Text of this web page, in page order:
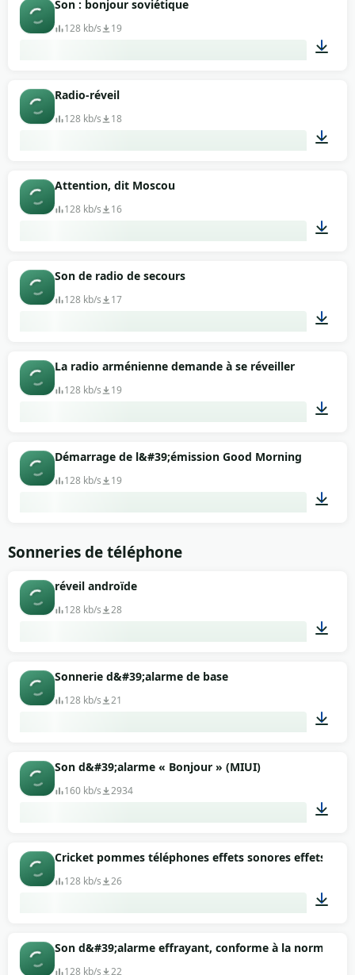
Son : bonjour soviétique
128 kb/s 19
Radio-réveil
128 kb/s 18
Attention, dit Moscou
128 kb/s 16
Son de radio de secours
128 kb/s 17
La radio arménienne demande à se réveiller
128 kb/s 19
Démarrage de l&#39;émission Good Morning
128 kb/s 19
Sonneries de téléphone
réveil androïde
128 kb/s 28
Sonnerie d&#39;alarme de base
128 kb/s 21
Son d&#39;alarme « Bonjour » (MIUI)
160 kb/s 2934
00:11
Cricket pommes téléphones effets sonores effets
128 kb/s 26
00:04
Son d&#39;alarme effrayant, conforme à la norme
128 kb/s 22